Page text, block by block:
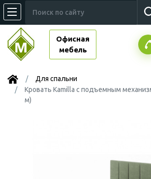
Офисная
мебель
Для спальни
Кровать Kamilla с подъемным
м)